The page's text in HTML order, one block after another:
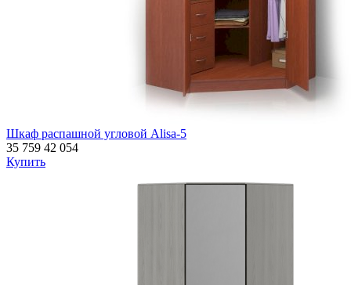
Шкаф распашной угловой Alisa-5
35 759 42 054
Купить